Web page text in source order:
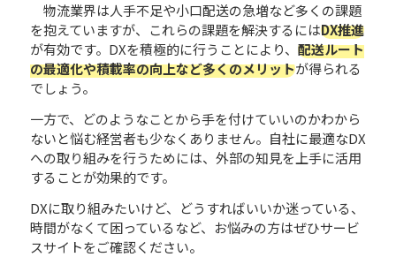
物流業界は人手不足や小口配送の急増など多くの課題
を抱えていますが、これらの課題を解決するにはDX推進
が有効です。DXを積極的に行うことにより、 配送ルート
の最適化や積載率の向上など多くのメリットが得られる
でしょう。
一方で、どのようなことから手を付けていいのかわから
ないと悩む経営者も少なくありません。自社に最適なDX
への取り組みを行うためには、外部の知見を上手に活用
することが効果的です。
DXに取り組みたいけど、どうすればいいか迷っている、
時間がなくて困っているなど、お悩みの方はぜひサービ
スサイトをご確認ください。